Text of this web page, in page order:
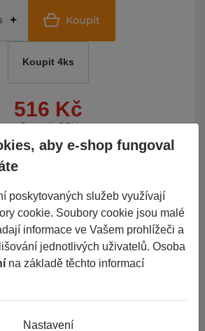
Koupit
Koupit 4ks
516 Kč
Cena vč. DPH
do 2
5707562542478
aby e-shop fungoval
poskytovaných služeb využívají
cookie. Soubory cookie jsou malé
informace ve Vašem prohlížeči a
jednotlivých uživatelů. Osoba
na základě těchto informací
Nastavení